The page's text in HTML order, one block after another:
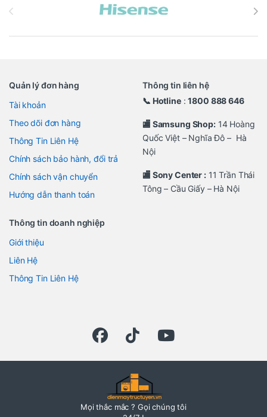
Quản lý đơn hàng
Tài khoản
Theo dõi đơn hàng
Thông Tin Liên Hệ
Chính sách bảo hành, đổi trả
Chính sách vận chuyển
Hướng dẫn thanh toán
Thông tin liên hệ
📞 Hotline:1800 888 646
🏬 Samsung Shop:14 Hoàng
Quốc Việt – Nghĩa Đô – Hà
Nội
🏬 Sony Center :11 Trần Thái
Tông – Cầu Giấy – Hà Nội
Thông tin doanh nghiệp
Giới thiệu
Liên Hệ
Thông Tin Liên Hệ
Mọi thắc mắc ? Gọi chúng tôi